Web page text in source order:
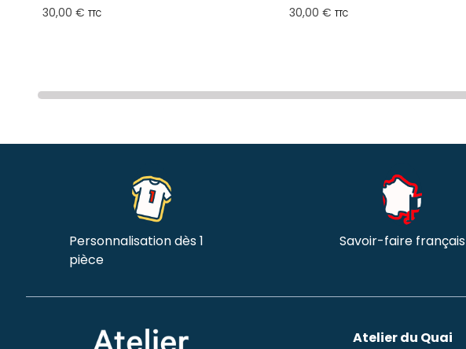
30,00 € TTC
30,00 € TTC
Personnalisation dès 1
pièce
Savoir-faire français
Atelier du Quai